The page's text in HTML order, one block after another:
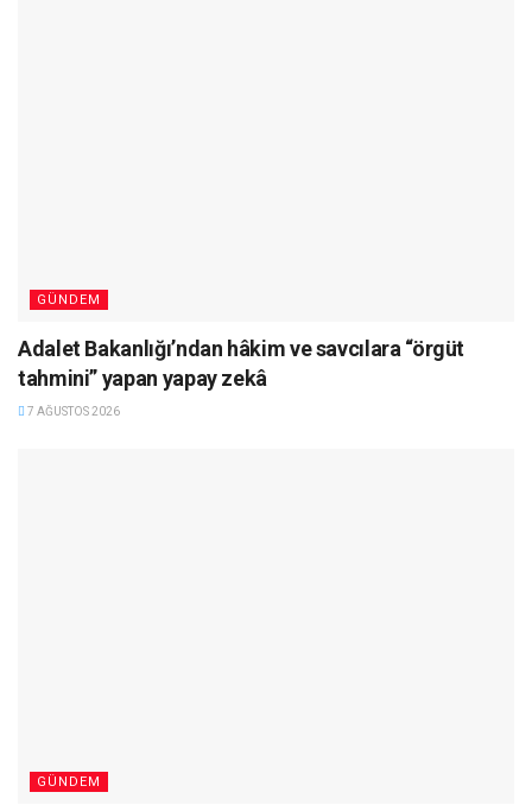
GÜNDEM
Adalet Bakanlığı’ndan hâkim ve savcılara “örgüt
tahmini” yapan yapay zekâ
7 AĞUSTOS 2026
GÜNDEM